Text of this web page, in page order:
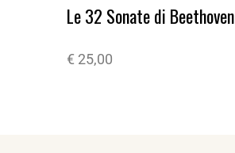
Le 32 Sonate di Beethoven
€ 25,00